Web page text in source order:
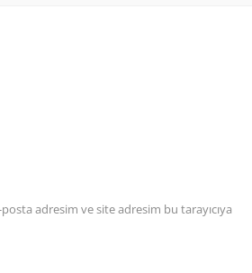
adresim ve site adresim bu tarayıcıya